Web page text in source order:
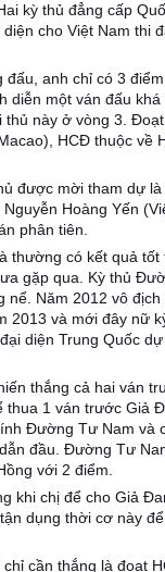
kỳ thủ đẳng cấp
cho Việt Nam thi
anh chỉ có 3
diễn một ván đấu khá
này ở vòng 3.
HCĐ thuộc về
được mời tham dự là
Hoàng Yến
phân tiên.
thường có kết quả tốt
gặp qua. Kỳ thủ
nể. Năm 2012 vô địch
2013 và mới đây nữ
diện Trung Quốc
thắng cả hai ván
thua 1 ván trước Giả
Đường Tư Nam và
đầu. Đường Tư
với 2 điểm.
khi chị để cho Giả
dụng thời cơ này
cần thắng là đoạt